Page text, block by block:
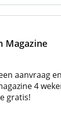
Magazine
aanvraag
4
gratis!